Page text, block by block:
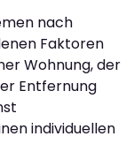
nach
Faktoren
Wohnung, der
Entfernung
individuellen